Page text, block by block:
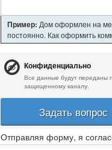
Пример: Дом оформлен на
постоянно. Как оформить
Конфиденциально
Все данные будут переданы
защищенному каналу.
Задать вопрос
Отправляя форму, я